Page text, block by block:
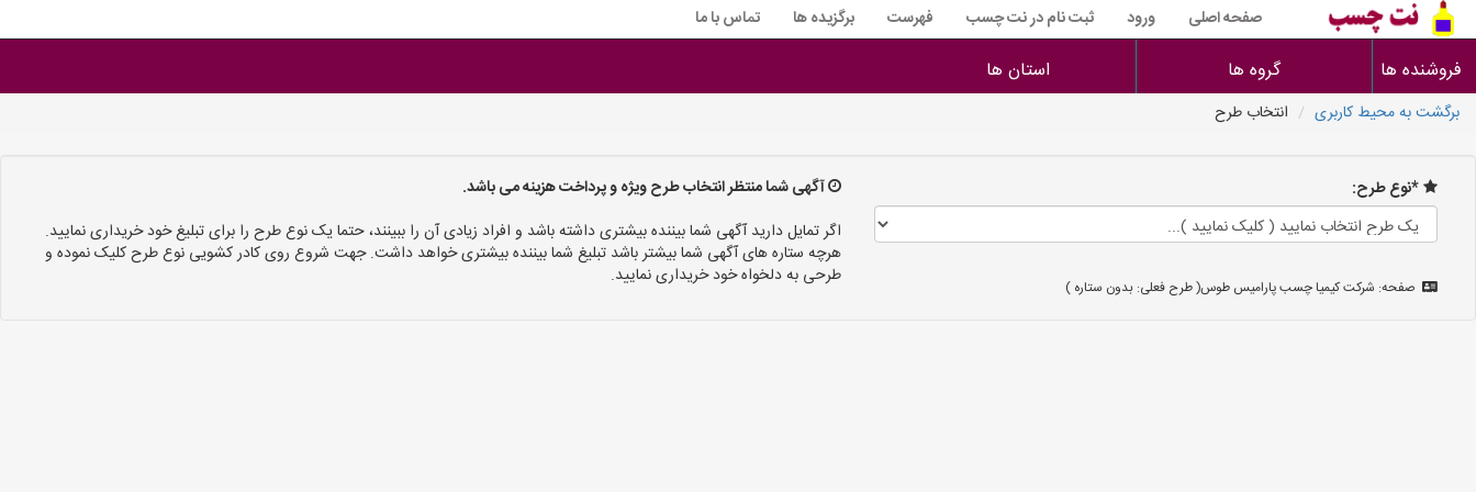
صفحه اصلی ورود ثبت نام در نت چسب فهرست برگزیده ها تماس با ما
فروشنده ها گروه ها استان ها
برگشت به محیط کاربری انتخاب طرح
*نوع طرح:
صفحه: شرکت کیمیا چسب پارامیس طوس( طرح فعلی: بدون ستاره )
آگهی شما منتظر انتخاب طرح ویژه و پرداخت هزینه می باشد.
اگر تمایل دارید آگهی شما بیننده بیشتری داشته باشد و افراد زیادی آن را ببینند، حتما یک نوع طرح را برای تبلیغ خود خریداری نمایید.
هرچه ستاره های آگهی شما بیشتر باشد تبلیغ شما بیننده بیشتری خواهد داشت. جهت شروع روی کادر کشویی نوع طرح کلیک نموده و
طرحی به دلخواه خود خریداری نمایید.